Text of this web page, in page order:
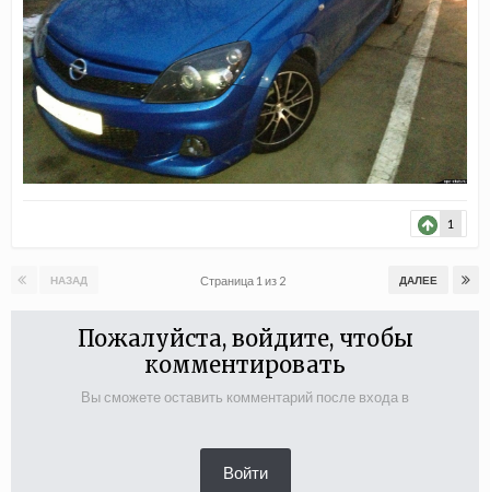
1
НАЗАД ДАЛЕЕ
Страница 1 из 2
Пожалуйста, войдите, чтобы
комментировать
Вы сможете оставить комментарий после входа в
Войти